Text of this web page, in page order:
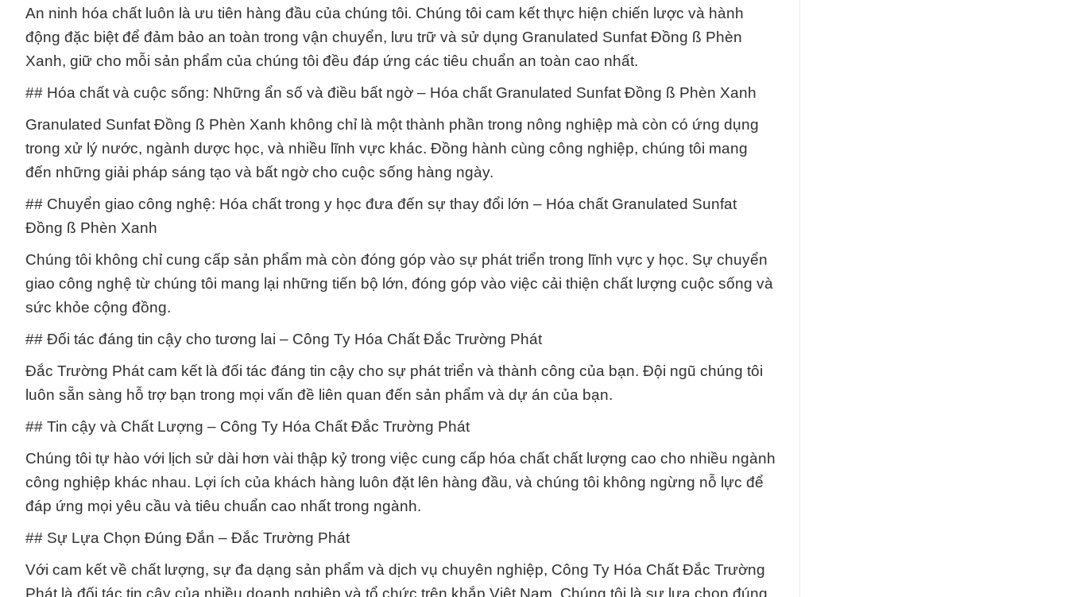
An ninh hóa chất luôn là ưu tiên hàng đầu của chúng tôi. Chúng tôi cam kết thực hiện chiến lược và hành
động đặc biệt để đảm bảo an toàn trong vận chuyển, lưu trữ và sử dụng Granulated Sunfat Đồng ß Phèn
Xanh, giữ cho mỗi sản phẩm của chúng tôi đều đáp ứng các tiêu chuẩn an toàn cao nhất.
## Hóa chất và cuộc sống: Những ẩn số và điều bất ngờ – Hóa chất Granulated Sunfat Đồng ß Phèn Xanh
Granulated Sunfat Đồng ß Phèn Xanh không chỉ là một thành phần trong nông nghiệp mà còn có ứng dụng
trong xử lý nước, ngành dược học, và nhiều lĩnh vực khác. Đồng hành cùng công nghiệp, chúng tôi mang
đến những giải pháp sáng tạo và bất ngờ cho cuộc sống hàng ngày.
## Chuyển giao công nghệ: Hóa chất trong y học đưa đến sự thay đổi lớn – Hóa chất Granulated Sunfat
Đồng ß Phèn Xanh
Chúng tôi không chỉ cung cấp sản phẩm mà còn đóng góp vào sự phát triển trong lĩnh vực y học. Sự chuyển
giao công nghệ từ chúng tôi mang lại những tiến bộ lớn, đóng góp vào việc cải thiện chất lượng cuộc sống và
sức khỏe cộng đồng.
## Đối tác đáng tin cậy cho tương lai – Công Ty Hóa Chất Đắc Trường Phát
Đắc Trường Phát cam kết là đối tác đáng tin cậy cho sự phát triển và thành công của bạn. Đội ngũ chúng tôi
luôn sẵn sàng hỗ trợ bạn trong mọi vấn đề liên quan đến sản phẩm và dự án của bạn.
## Tin cậy và Chất Lượng – Công Ty Hóa Chất Đắc Trường Phát
Chúng tôi tự hào với lịch sử dài hơn vài thập kỷ trong việc cung cấp hóa chất chất lượng cao cho nhiều ngành
công nghiệp khác nhau. Lợi ích của khách hàng luôn đặt lên hàng đầu, và chúng tôi không ngừng nỗ lực để
đáp ứng mọi yêu cầu và tiêu chuẩn cao nhất trong ngành.
## Sự Lựa Chọn Đúng Đắn – Đắc Trường Phát
Với cam kết về chất lượng, sự đa dạng sản phẩm và dịch vụ chuyên nghiệp, Công Ty Hóa Chất Đắc Trường
Phát là đối tác tin cậy của nhiều doanh nghiệp và tổ chức trên khắp Việt Nam. Chúng tôi là sự lựa chọn đúng